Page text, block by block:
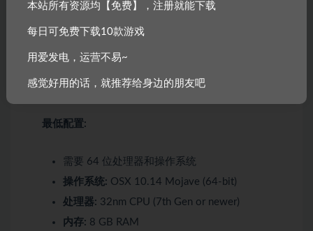
DirectX 版本:12
存储空间:需要 1 GB 可用空间
声卡:
Any
1080
最低配置:
需要 64 位处理器和操作系统
操作系统: OSX 10.14 Mojave (64-bit)
处理器: 32nm CPU (7th Gen or newer)
内存: 8 GB RAM
本站所有资源均【免费】，注册就能下载
每日可免费下载10款游戏
用爱发电，运营不易~
感觉好用的话，就推荐给身边的朋友吧